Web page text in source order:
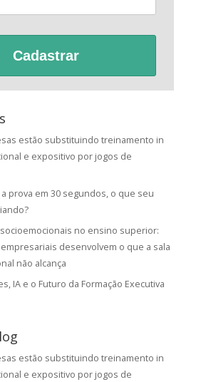
Cadastrar
estão substituindo treinamento in
e expositivo por jogos de
a prova em 30 segundos, o que seu
no ensino superior:
desenvolvem o que a sala
não alcança
IA e o Futuro da Formação Executiva
estão substituindo treinamento in
e expositivo por jogos de